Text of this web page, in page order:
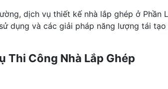
dịch vụ thiết kế nhà lắp ghép ở Phần
dụng và các giải pháp năng lượng tái
Thi Công Nhà Lắp Ghép